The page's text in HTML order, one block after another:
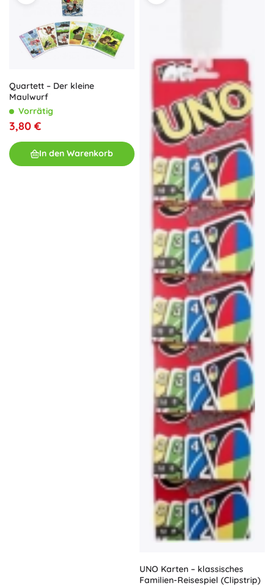
Quartett – Der kleine
Maulwurf
Vorrätig
3,80 €
In den Warenkorb
UNO Karten – klassisches
Familien-Reisespiel (Clipstrip)